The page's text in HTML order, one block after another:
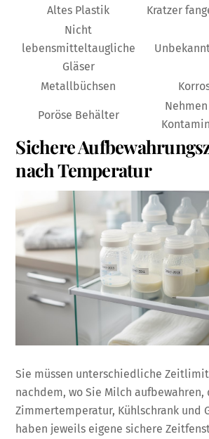
Altes Plastik
Kratzer
Nicht
lebensmitteltaugliche
Gläser
Metallbüchsen
Poröse Behälter
Sichere
nach Temperatur
Sie müssen unterschiedliche
nachdem, wo Sie Milch aufbewahren,
Zimmertemperatur, Kühlschrank und
haben jeweils eigene sichere